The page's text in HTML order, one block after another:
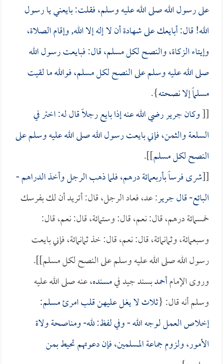
على رسول الله صلى الله عليه وسلم، فقلت: بايعني يا رسول
الله! قال: أبايعك على شهادة أن لا إله إلا الله, وإقام الصلاة،
وإيتاء الزكاة، والنصح لكل مسلم، قال: فبايعت رسول الله
صلى الله عليه وسلم على النصح لكل مسلم، فوالله ما لقيت
مسلماً إلا نصحته}.
[[وكانجريررضي الله عنه إذا بايع رجلاً قال له: اختر في
السلعة والثمن، فإني بايعت رسول الله صلى الله عليه وسلم على
النصح لكل مسلم]].
[[شرى فرساً بأربعمائة درهم، فلما ذهب الرجل وأخذ الدراهم -
البائع- قالجرير: عد، فعاد الرجل، قال: أتريد أن لك بفرسك
خمسمائة درهم، قال: نعم، قال: وستمائة، قال: نعم، قال:
وسبعمائة، وثمانمائة، قال: نعم، قال: خذ ثمانمائة، فإني بايعت
رسول الله صلى الله عليه وسلم على النصح لكل مسلم]].
وروى الإمامأحمدبسند جيد فيمسنده، عنه صلى الله عليه
وسلم أنه قال: {ثلاث لا يغل عليهن قلب امرئ مسلم:
إخلاص العمل لوجه الله - وفي لفظ: لله- ومناصحة ولاة
الأمور، ولزوم جماعة المسلمين، فإن دعوتهم تحيط بمن